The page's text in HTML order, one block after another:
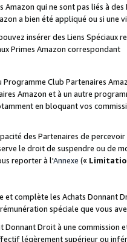
qui ne sont pas liés à
a bien été appliqué ou si une
insérer des Liens Spéciaux
Primes Amazon correspondant
Club Partenaires
Amazon et à un autre
en bloquant vos
des Partenaires de
le droit de suspendre ou de
reporter à l'Annexe («
complète les Achats Donnant
spéciale que vous
Droit à une commission
légèrement supérieur ou